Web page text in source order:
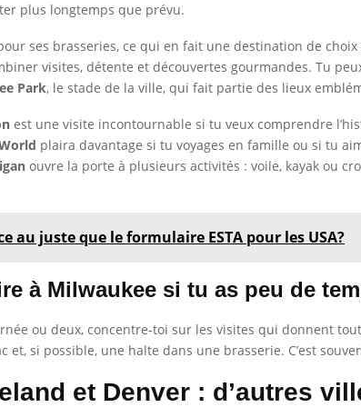
plus longtemps que prévu.
ses brasseries, ce qui en fait une destination de
visites, détente et découvertes gourmandes. Tu
Park, le stade de la ville, qui fait partie des lieux
est une visite incontournable si tu veux comprendre
plaira davantage si tu voyages en famille ou si tu
ouvre la porte à plusieurs activités : voile, kayak ou
au juste que le formulaire ESTA pour les USA?
à Milwaukee si tu as peu de
ou deux, concentre-toi sur les visites qui donnent
et, si possible, une halte dans une brasserie. C’est
et Denver : d’autres